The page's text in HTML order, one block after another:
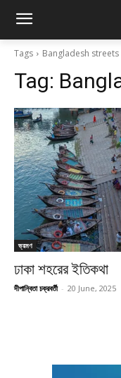
Tags Bangladesh streets
Tag:
ভ্রমণ
ঢাকা শহরের ইতিকথা
দীপান্বিতা চক্রবর্তী - 20 June, 2025